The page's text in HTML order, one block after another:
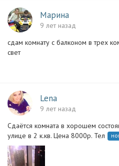
Марина
9 лет назад
сдам комнату с балконом в трех
свет
Lena
9 лет назад
Сдаётся комната в хорошем
улице в 2 к.кв. Цена 8000р. Тел